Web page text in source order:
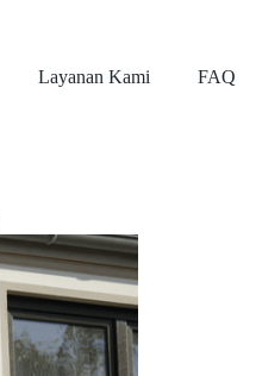
Layanan Kami FAQ